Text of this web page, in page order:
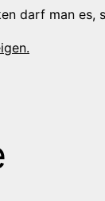
darf man es,